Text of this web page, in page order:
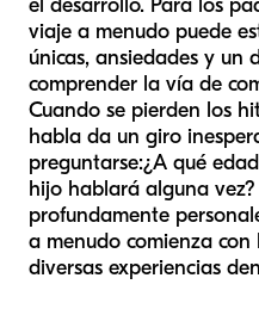
el desarrollo. Para los
viaje a menudo puede
únicas, ansiedades y un
comprender la vía de
Cuando se pierden los
habla da un giro
preguntarse:¿A qué
hijo hablará alguna
profundamente
a menudo comienza
diversas experiencias